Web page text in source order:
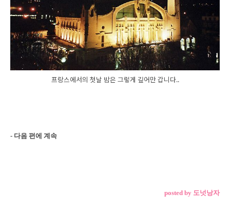
프랑스에서의 첫날 밤은 그렇게 깊어만 갑니다..
- 다음 편에 계속
posted by 도넛낭자